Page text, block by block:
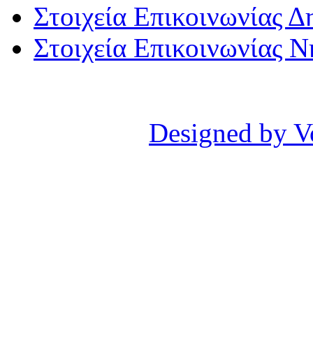
Στοιχεία Επικοινωνίας
Στοιχεία Επικοινωνίας
Designed by